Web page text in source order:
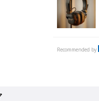
Recommended by